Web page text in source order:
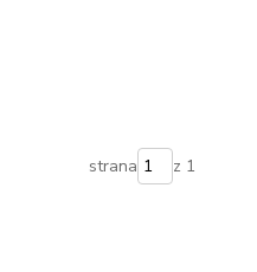
strana z 1